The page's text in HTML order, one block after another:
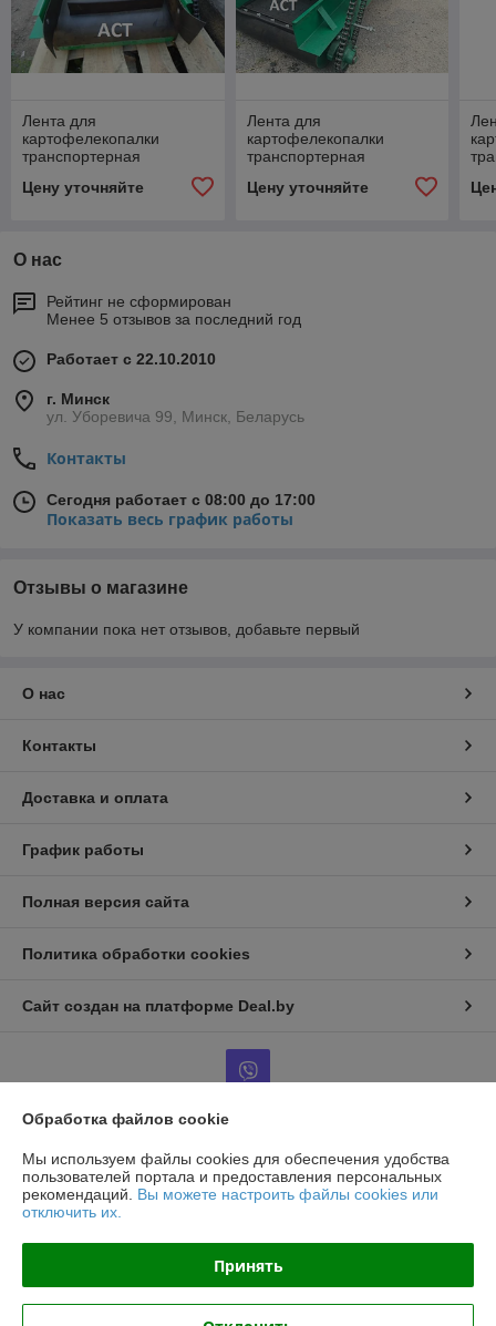
Лента для
картофелекопалки
транспортерная
250 400 500 600 650 800
Цену уточняйте
Лента для
картофелекопалки
транспортерная
250 400 500 600 650 800
Цену уточняйте
О нас
Рейтинг не сформирован
Менее 5 отзывов за последний год
Работает с 22.10.2010
г. Минск
ул. Уборевича 99, Минск, Беларусь
Контакты
Сегодня работает с 08:00 до 17:00
Показать весь график работы
Отзывы о магазине
У компании пока нет отзывов, добавьте первый
О нас
Контакты
Доставка и оплата
График работы
Полная версия сайта
Политика обработки cookies
Сайт создан на платформе Deal.by
Информация для покупателя
Юридическое лицо:ООО ТорМашТорг
г. Минск, ул.Уборевича 99-85
Регистрационный номер ЕГР: 193809924
Регистрационный орган: Минский городской исполнительный комитет
Обработка файлов cookie
Мы используем файлы cookies для обеспечения удобства
пользователей портала и предоставления персональных
рекомендаций. Вы можете настроить файлы cookies или
отключить их.
Принять